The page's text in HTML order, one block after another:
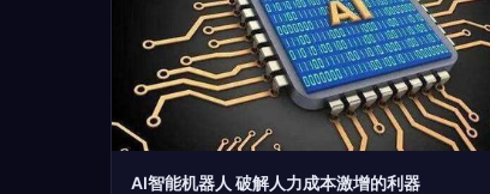
AI智能机器人 破解人力成本激增的利器